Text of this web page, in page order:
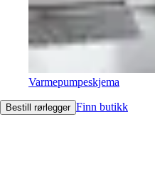
Varmepumpeskjema
Bestill rørlegger Finn butikk